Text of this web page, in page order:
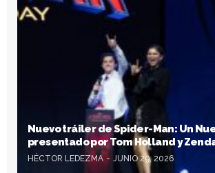
Nuevo tráiler de Spider-Man: Un
presentado por Tom Holland y
HÉCTOR LEDEZMA JUNIO 29, 2026